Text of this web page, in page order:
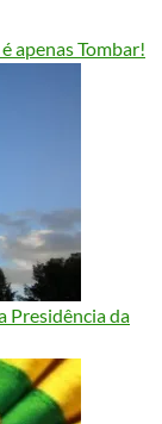
apenas Tombar!
Presidência da